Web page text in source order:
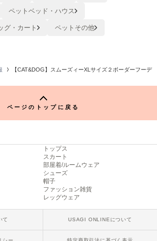
ペットベッド・ハウス
グ・カート
ペットその他
【CAT&DOG】スムーズィーXLサイズ２ボーダーフーデ
ページのトップに戻る
トップス
スカート
部屋着/ルームウェア
シューズ
帽子
ファッション雑貨
レッグウェア
て USAGI ONLINEについて